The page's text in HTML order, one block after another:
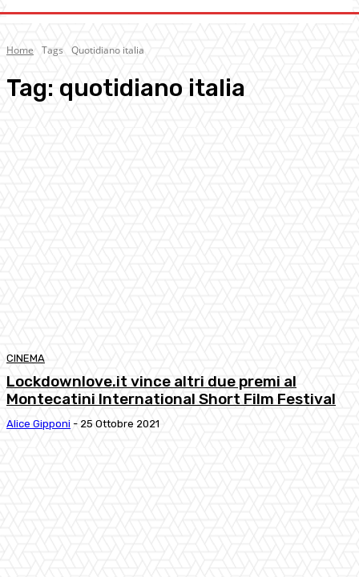
Home Tags Quotidiano italia
Tag: quotidiano italia
CINEMA
Lockdownlove.it vince altri due premi al
Montecatini International Short Film Festival
Alice Gipponi - 25 Ottobre 2021